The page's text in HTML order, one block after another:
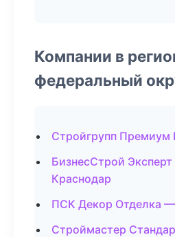
Компании в
федеральный
Стройгрупп
БизнесСтрой
Краснодар
ПСК Декор Отделка —
Строймастер